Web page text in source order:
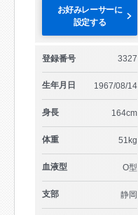
お好みレーサーに
設定する
登録番号 3327
生年月日 1967/08/14
身長 164cm
体重 51kg
血液型 O型
支部 静岡